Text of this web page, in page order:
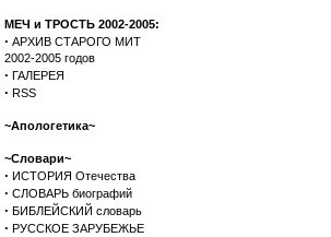
МЕЧ и ТРОСТЬ 2002-2005:
· АРХИВ СТАРОГО МИТ
2002-2005 годов
· ГАЛЕРЕЯ
· RSS
~Апологетика~
~Словари~
· ИСТОРИЯ Отечества
· СЛОВАРЬ биографий
· БИБЛЕЙСКИЙ словарь
· РУССКОЕ ЗАРУБЕЖЬЕ